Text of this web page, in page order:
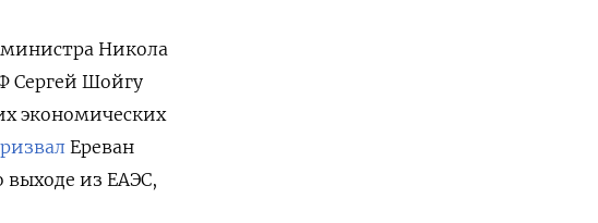
министра Никола
Сергей Шойгу
экономических
Ереван
из ЕАЭС,